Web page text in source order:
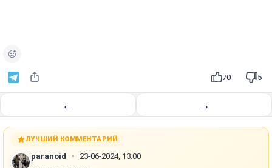
70 5
← →
ЛУЧШИЙ КОММЕНТАРИЙ
paranoid
23-06-2024, 13:00